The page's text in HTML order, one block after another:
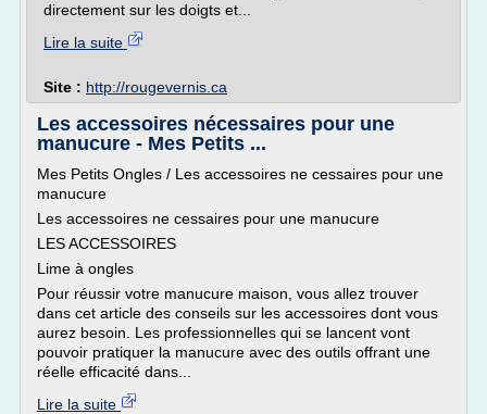
directement sur les doigts et...
Lire la suite
Site : http://rougevernis.ca
Les accessoires nécessaires pour une
manucure - Mes Petits ...
Mes Petits Ongles / Les accessoires ne cessaires pour une
manucure
Les accessoires ne cessaires pour une manucure
LES ACCESSOIRES
Lime à ongles
Pour réussir votre manucure maison, vous allez trouver
dans cet article des conseils sur les accessoires dont vous
aurez besoin. Les professionnelles qui se lancent vont
pouvoir pratiquer la manucure avec des outils offrant une
réelle efficacité dans...
Lire la suite